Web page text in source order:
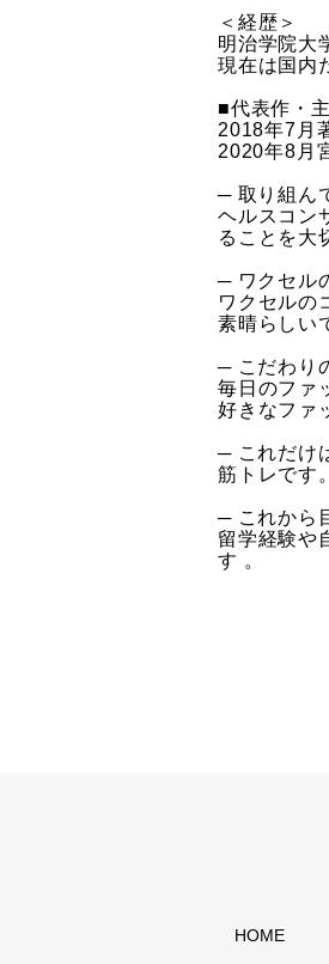
＜経歴＞
明治学院大
現在は国内
■代表作・
2018年7月
2020年8月
─ 取り組ん
ヘルスコン
ることを大
─ ワクセル
ワクセルの
素晴らしい
─ こだわり
毎日のファ
好きなファ
─ これだけ
筋トレです
─ これから
留学経験や
す 。
HOME